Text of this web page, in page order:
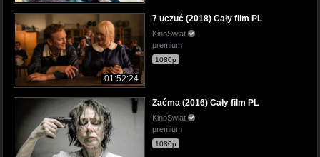
01:52:24
7 uczuć (2018) Cały film PL
KinoSwiat
premium
1080p
Zaćma (2016) Cały film PL
KinoSwiat
premium
1080p